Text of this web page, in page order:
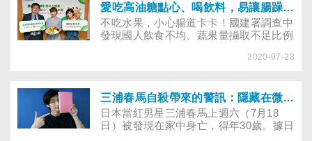
有參與安旅方案的不踩雷背包客棧，每晚
$400-$600就能在刻著歷史紋理，並融入
現代元素的復古風老宅中觸摸它的溫度、
感受老派卻從未過時的味道。 《小編悄
悄話》相較其他的住宿方式，雖然青旅相
愛吃高油糖點心、喝飲料，易讓腸躁症、便祕、自律神經失調找上門？
不吃水果，小心腸道卡卡！國建署調查中
發現國人飲食不均、蔬果量攝取不足比例
乾、飲料、油炸物等點心，長期下來不僅
每天攝取兩個拳頭大的水果份量，不僅可
以幫助緩解腸道不適的症狀，也能改善負
面情緒，讓腸道順暢溜溜！
2020-07-23
三浦春馬自殺帶來的警訊：隱藏在微笑背後的哀傷，你周圍有「假面憂鬱」的親友嗎？
日本當紅男星三浦春馬上週六（7月18
日）被發現在家中身亡，得年30歲。據日